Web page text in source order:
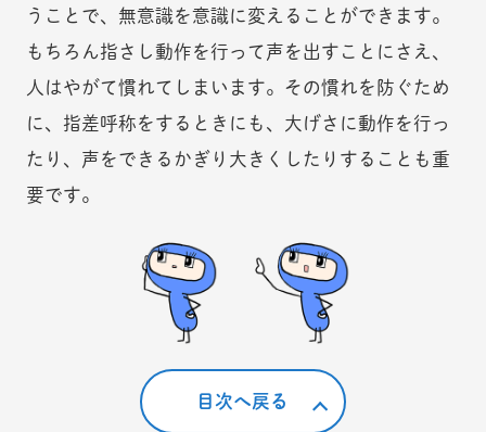
うことで、無意識を意識に変えることができます。
もちろん指さし動作を行って声を出すことにさえ、
人はやがて慣れてしまいます。その慣れを防ぐため
に、指差呼称をするときにも、大げさに動作を行っ
たり、声をできるかぎり大きくしたりすることも重
要です。
目次へ戻る